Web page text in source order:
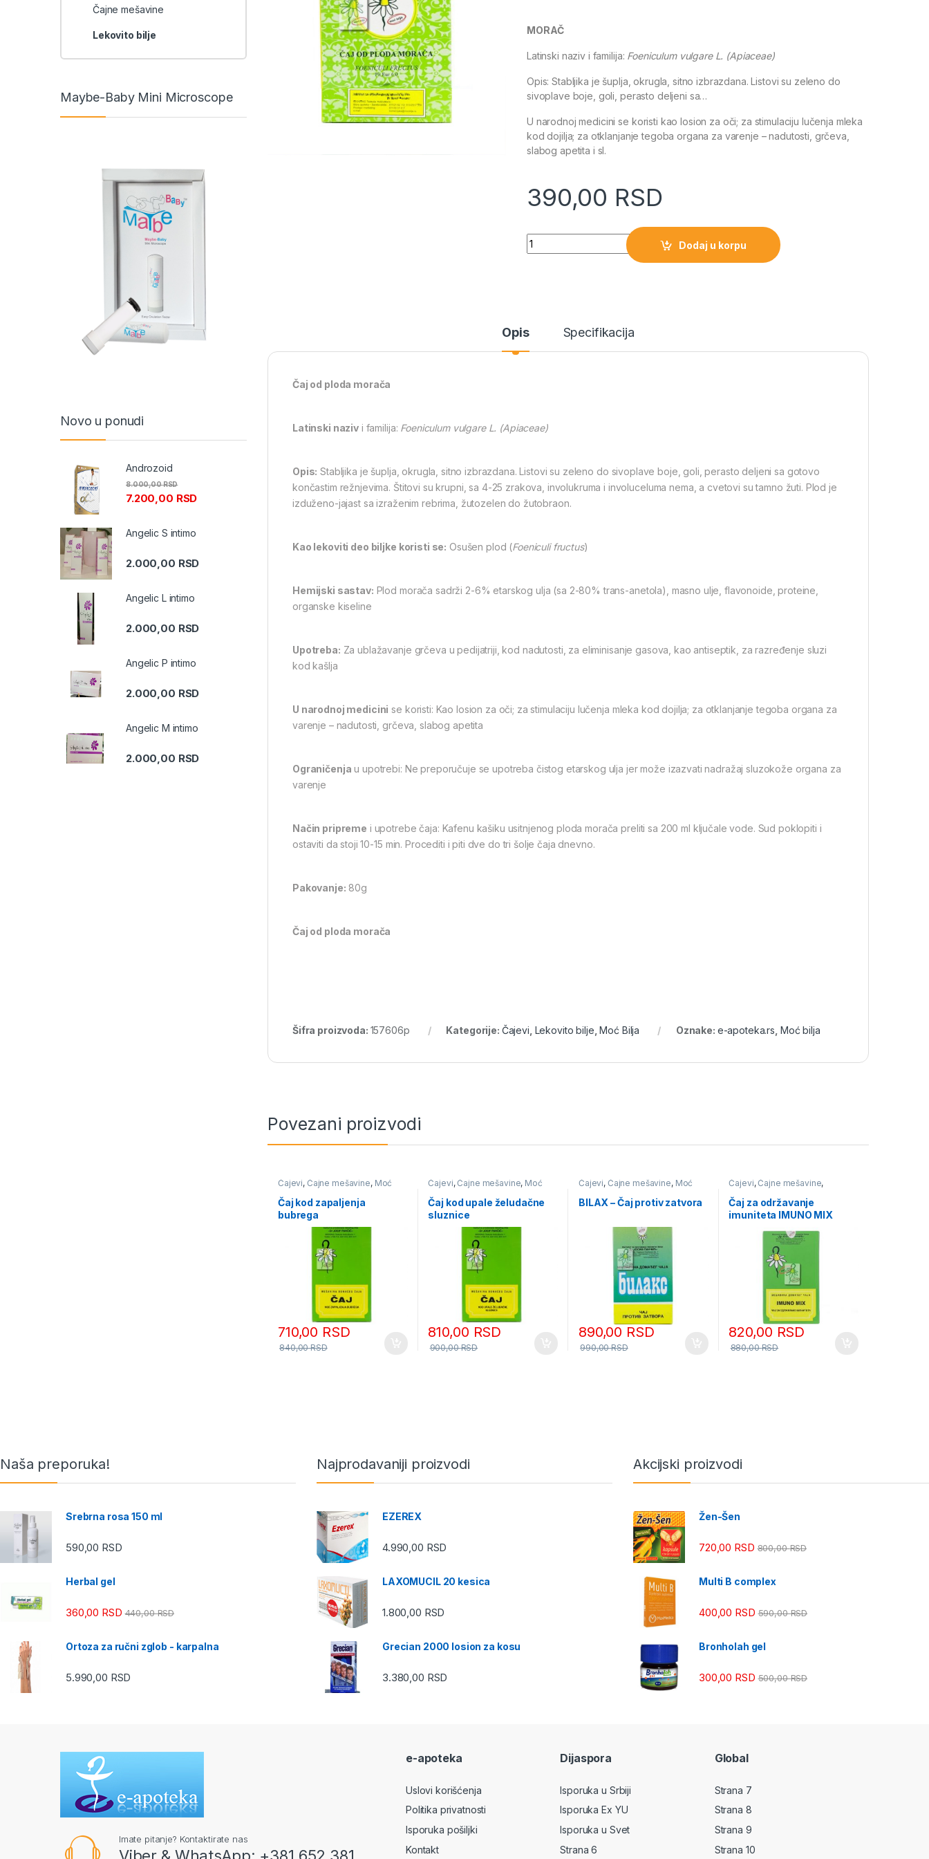
MORAČ
Latinski naziv i familija: Foeniculum vulgare L. (Apiaceae)
Opis: Stabljika je šuplja, okrugla, sitno izbrazdana. Listovi su zeleno do
sivoplave boje, goli, perasto deljeni sa…
U narodnoj medicini se koristi kao losion za oči; za stimulaciju lučenja mleka
kod dojilja; za otklanjanje tegoba organa za varenje – nadutosti, grčeva,
slabog apetita i sl.
390,00 RSD
Quantity
Dodaj u korpu
Opis Specifikacija
Čaj od ploda morača
Latinski naziv i familija: Foeniculum vulgare L. (Apiaceae)
Opis: Stabljika je šuplja, okrugla, sitno izbrazdana. Listovi su zeleno do sivoplave boje, goli, perasto deljeni sa gotovo
končastim režnjevima. Štitovi su krupni, sa 4-25 zrakova, involukruma i involuceluma nema, a cvetovi su tamno žuti. Plod je
izduženo-jajast sa izraženim rebrima, žutozelen do žutobraon.
Kao lekoviti deo biljke koristi se: Osušen plod (Foeniculi fructus)
Hemijski sastav: Plod morača sadrži 2-6% etarskog ulja (sa 2-80% trans-anetola), masno ulje, flavonoide, proteine,
organske kiseline
Upotreba: Za ublažavanje grčeva u pedijatriji, kod nadutosti, za eliminisanje gasova, kao antiseptik, za razređenje sluzi
kod kašlja
U narodnoj medicini se koristi: Kao losion za oči; za stimulaciju lučenja mleka kod dojilja; za otklanjanje tegoba organa za
varenje – nadutosti, grčeva, slabog apetita
Ograničenja u upotrebi: Ne preporučuje se upotreba čistog etarskog ulja jer može izazvati nadražaj sluzokože organa za
varenje
Način pripreme i upotrebe čaja: Kafenu kašiku usitnjenog ploda morača preliti sa 200 ml ključale vode. Sud poklopiti i
ostaviti da stoji 10-15 min. Procediti i piti dve do tri šolje čaja dnevno.
Pakovanje: 80g
Čaj od ploda morača
Šifra proizvoda: 157606p Kategorije: Čajevi Lekovito bilje ,Moć Bilja Oznake: e-apoteka.rs Moć bilja
Povezani proizvodi
Čajevi, Čajne mešavine, Moć
Bilja
Čaj kod zapaljenja
bubrega
710,00 RSD
840,00RSD
Čajevi,Čajne mešavine, Moć
Bilja
Organi za varenje
Čaj kod upale želudačne
sluznice
810,00 RSD
900,00RSD
Čajevi, Čajne mešavine, Moć
Bilja
Organi za varenje
BILAX – Čaj protiv zatvora
890,00 RSD
990,00RSD
Čajevi,Čajne mešavine,
Imunitet
Moć Bilja
Čaj za održavanje
imuniteta IMUNO MIX
820,00 RSD
880,00RSD
Čajne mešavine
Lekovito bilje
Maybe-Baby Mini Microscope
Novo u ponudi
Androzoid
7.200,00 RSD
8.000,00RSD
Angelic S intimo
2.000,00 RSD
Angelic L intimo
2.000,00 RSD
Angelic P intimo
2.000,00 RSD
Angelic M intimo
2.000,00 RSD
Naša preporuka!
Srebrna rosa 150 ml
590,00 RSD
Herbal gel
360,00 RSD 440,00RSD
Ortoza za ručni zglob - karpalna
5.990,00 RSD
Najprodavaniji proizvodi
EZEREX
4.990,00 RSD
LAXOMUCIL 20 kesica
1.800,00 RSD
Grecian 2000 losion za kosu
3.380,00 RSD
Akcijski proizvodi
Žen-Šen
720,00 RSD 800,00RSD
Multi B complex
400,00 RSD 590,00RSD
Bronholah gel
300,00 RSD 500,00RSD
Imate pitanje? Kontaktirate nas
e-apoteka
Uslovi korišćenja
Politika privatnosti
Isporuka pošiljki
Kontakt
Dijaspora
Isporuka u Srbiji
Isporuka Ex YU
Isporuka u Svet
Strana 6
Global
Strana 7
Strana 8
Strana 9
Strana 10